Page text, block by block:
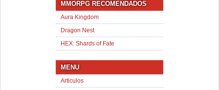
MMORPG RECOMENDADOS
Aura Kingdom
Dragon Nest
HEX: Shards of Fate
MENU
Articulos